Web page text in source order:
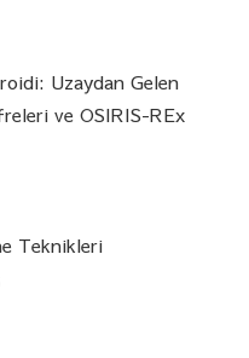
Uzaydan Gelen
ve OSIRIS-REx
Teknikleri